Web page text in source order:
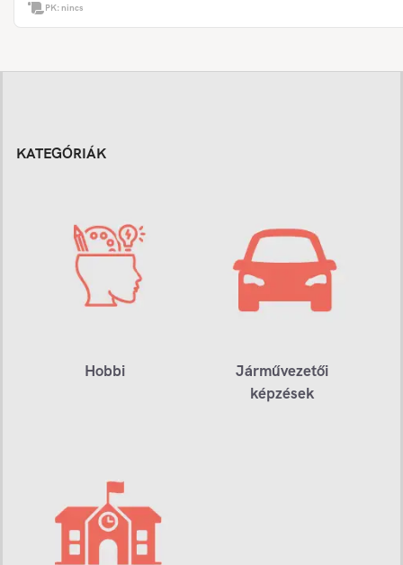
PK:nincs
KATEGÓRIÁK
Hobbi
Járművezetői
képzések